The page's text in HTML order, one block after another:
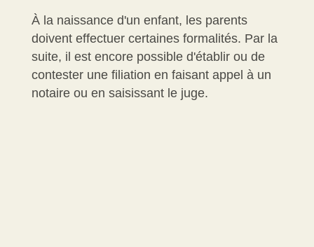
À la naissance d'un enfant, les parents
doivent effectuer certaines formalités. Par la
suite, il est encore possible d'établir ou de
contester une filiation en faisant appel à un
notaire ou en saisissant le juge.